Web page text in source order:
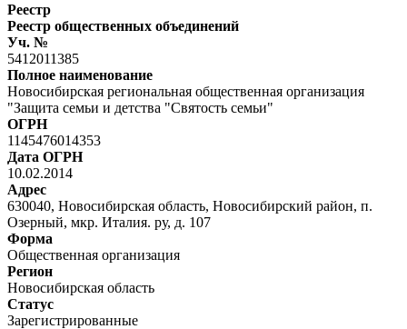
Реестр
Реестр общественных объединений
Уч. №
5412011385
Полное наименование
Новосибирская региональная общественная организация
"Защита семьи и детства "Святость семьи"
ОГРН
1145476014353
Дата ОГРН
10.02.2014
Адрес
630040, Новосибирская область, Новосибирский район, п.
Озерный, мкр. Италия. ру, д. 107
Форма
Общественная организация
Регион
Новосибирская область
Статус
Зарегистрированные